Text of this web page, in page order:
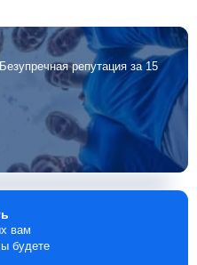
Безупречная репутация за 15
вам
будете